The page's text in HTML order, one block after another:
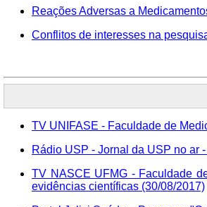
Reações Adversas a
Conflitos de interesses na
TV UNIFASE - Faculdade de
Rádio USP - Jornal da USP no ar
TV NASCE UFMG - Faculdade
evidências científicas (30/08/2017)